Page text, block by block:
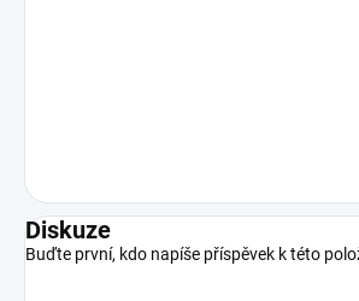
Diskuze
Buďte první, kdo napíše příspěvek k této